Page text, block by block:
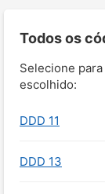
Todos os
Selecione
escolhido:
DDD 11
DDD 13